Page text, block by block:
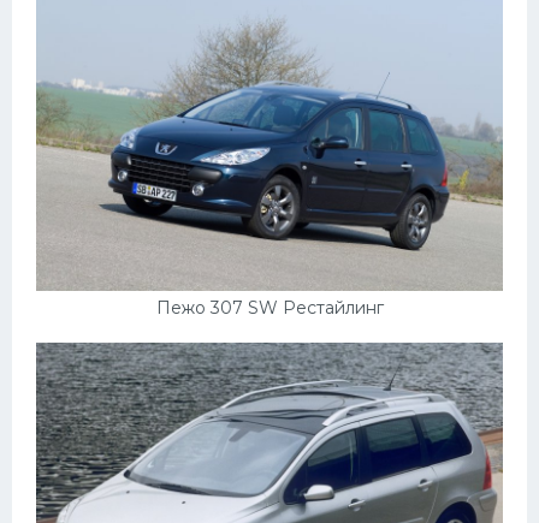
Пежо 307 SW Рестайлинг
Шкода
Вертолеты
Самокаты
Велосипеды
Прогулочные суда
Хендай
Лимузины
Камаз